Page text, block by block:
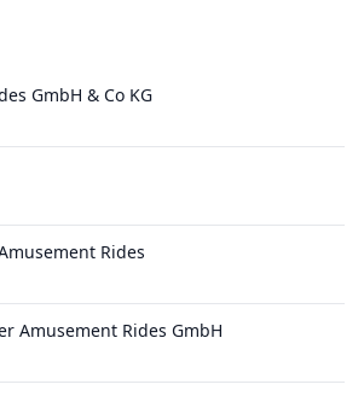
GmbH & Co KG
Rides
Amusement Rides GmbH